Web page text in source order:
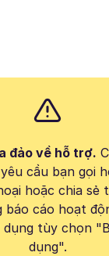
đảo về hỗ trợ.
cầu bạn gọi
hoặc chia sẻ
báo cáo hoạt
dụng tùy chọn
dụng".